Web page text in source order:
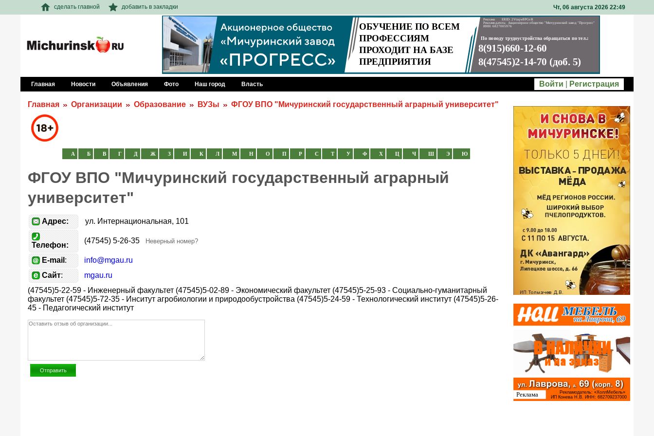
сделать главной добавить в закладки Чт, 06 августа 2026 22 49
Главная Новости Объявления Фото Наш город Власть Войти Регистрация
Главная Организации Образование ВУЗы ФГОУ ВПО "Мичуринский государственный аграрный университет"
А Б В Г Д Ж З И К Л М Н О П Р С Т У Ф Х Ц Ч Ш Э Ю
ФГОУ ВПО "Мичуринский государственный аграрный
университет"
Адрес: ул. Интернациональная, 101
Телефон:
(47545) 5-26-35 Неверный номер?
E-mail :
info@mgau.ru
Сайт:
mgau.ru
(47545)5-22-59 - Инженерный факультет (47545)5-02-89 - Экономический факультет (47545)5-25-93 - Социально-гуманитарный
факультет (47545)5-72-35 - Инситут агробиологии и природообустройства (47545)5-24-59 - Технологический институт (47545)5-26-
45 - Педагогический институт